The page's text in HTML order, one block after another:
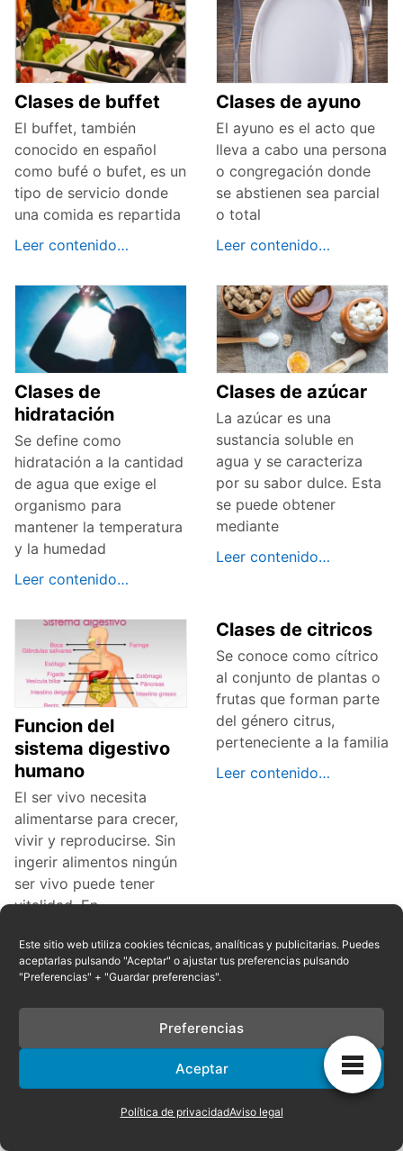
Este sitio web utiliza cookies técnicas, analíticas y publicitarias. Puedes
aceptarlas pulsando "Aceptar" o ajustar tus preferencias pulsando
"Preferencias" + "Guardar preferencias".
Aceptar
Preferencias
Política de privacidadAviso legal
Clases de buffet
El buffet, también
conocido en español
como bufé o bufet, es un
tipo de servicio donde
una comida es repartida
Leer contenido…
Clases de ayuno
El ayuno es el acto que
lleva a cabo una persona
o congregación donde
se abstienen sea parcial
o total
Leer contenido…
Clases de
hidratación
Se define como
hidratación a la cantidad
de agua que exige el
organismo para
mantener la temperatura
y la humedad
Leer contenido…
Clases de azúcar
La azúcar es una
sustancia soluble en
agua y se caracteriza
por su sabor dulce. Esta
se puede obtener
mediante
Leer contenido…
Funcion del
sistema digestivo
humano
El ser vivo necesita
alimentarse para crecer,
vivir y reproducirse. Sin
ingerir alimentos ningún
ser vivo puede tener
vitalidad. En
Leer contenido…
Clases de citricos
Se conoce como cítrico
al conjunto de plantas o
frutas que forman parte
del género citrus,
perteneciente a la familia
Leer contenido…
Clases de arroz
La palabra arroz
Clases de whisky
Se cree que el término